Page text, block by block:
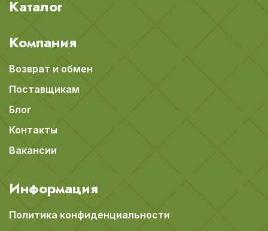
Каталог
Компания
Возврат и обмен
Поставщикам
Блог
Контакты
Вакансии
Информация
Политика конфиденциальности